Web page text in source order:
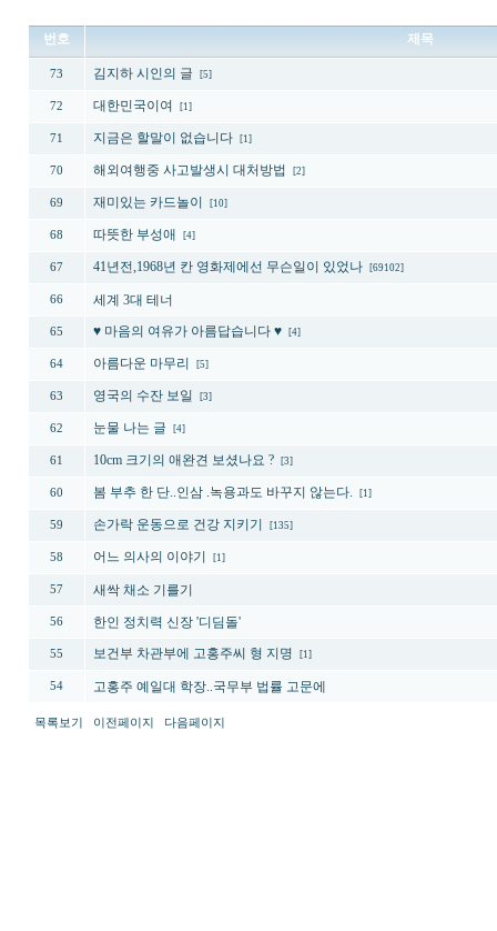
번호 제목
73 김지하 시인의 글 [5]
72 대한민국이여 [1]
71 지금은 할말이 없습니다 [1]
70 해외여행중 사고발생시 대처방법 [2]
69 재미있는 카드놀이 [10]
68 따뜻한 부성애 [4]
67 41년전,1968년 칸 영화제에선 무슨일이 있었나 [69102]
66 세계 3대 테너
65 ♥ 마음의 여유가 아름답습니다 ♥ [4]
64 아름다운 마무리 [5]
63 영국의 수잔 보일 [3]
62 눈물 나는 글 [4]
61 10cm 크기의 애완견 보셨나요 ? [3]
60 봄 부추 한 단..인삼 .녹용과도 바꾸지 않는다. [1]
59 손가락 운동으로 건강 지키기 [135]
58 어느 의사의 이야기 [1]
57 새싹 채소 기를기
56 한인 정치력 신장 '디딤돌'
55 보건부 차관부에 고홍주씨 형 지명 [1]
54 고홍주 예일대 학장..국무부 법률 고문에
목록보기 이전페이지 다음페이지